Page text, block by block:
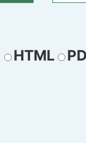
HTML